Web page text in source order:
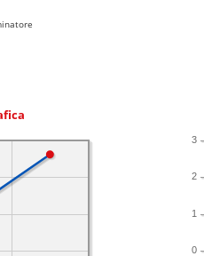
0
1
2
3